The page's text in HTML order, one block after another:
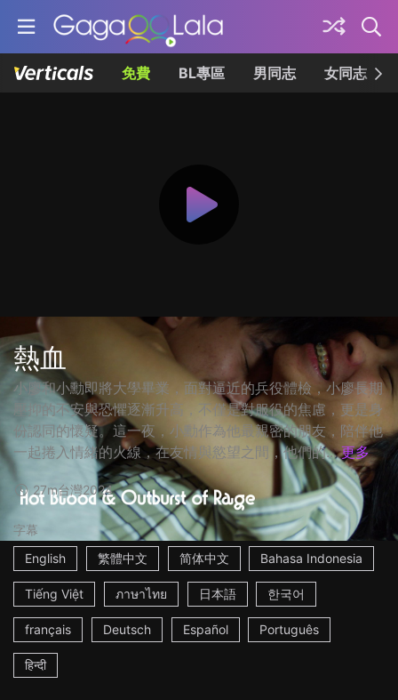
免費 BL專區 男同志 女同志
熱血
小廖和小勳即將大學畢業，面對逼近的兵役體檢，小廖長期
壓抑的不安與恐懼逐漸升高，不僅是對服役的焦慮，更是身
份認同的懷疑。這一夜，小勳作為他最親密的朋友，陪伴他
一起捲入情緒的火線，在友情與慾望之間，他們的... 更多
27m台灣2024
字幕
English
繁體中文 简体中文 Bahasa Indonesia
Tiếng Việt ภาษาไทย 日本語 한국어
français Deutsch Español Português
हिन्दी